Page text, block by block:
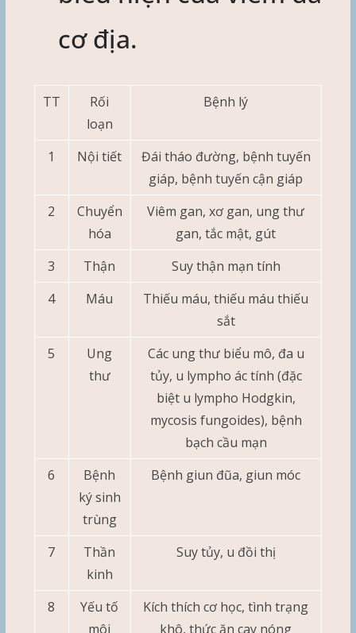
cơ địa.
TT
Rối
loạn
Bệnh lý
1 Nội tiết
Đái tháo đường, bệnh tuyến
giáp, bệnh tuyến cận giáp
2
Chuyển
hóa
Viêm gan, xơ gan, ung thư
gan, tắc mật, gút
3
Thận
Suy thận mạn tính
4
Máu
Thiếu máu, thiếu máu thiếu
sắt
5
Ung
thư
Các ung thư biểu mô, đa u
tủy, u lympho ác tính (đặc
biệt u lympho Hodgkin,
mycosis fungoides), bệnh
bạch cầu mạn
6
Bệnh
ký sinh
trùng
Bệnh giun đũa, giun móc
7
Thần
kinh
Suy tủy, u đồi thị
8
Yếu tố
môi
Kích thích cơ học, tình trạng
khô, thức ăn cay nóng